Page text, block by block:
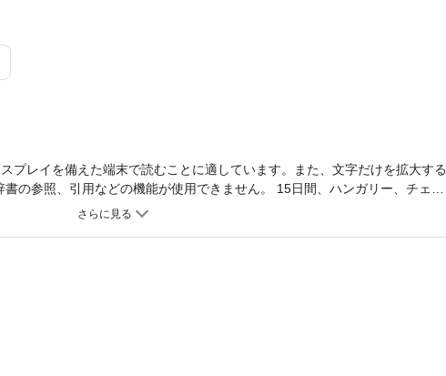
プレイを備えた端末で読むことに適しています。また、文字だけを拡大する
の参照、引用などの機能が使用できません。 15日間、ハンガリー、チェ
、ノルウェー6カ国の車窓を見る旅。中欧から北欧へ、絶景いいとこ撮り。